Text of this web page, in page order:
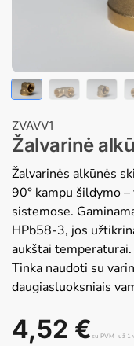
ZVAVV1
Žalvarinė
Žalvarinės alkūnės
90° kampu šildymo
sistemose.
HPb58-3, jos
aukštai temperatūrai.
Tinka naudoti su
daugiasluoksniais
4,52 €su PVM už 1